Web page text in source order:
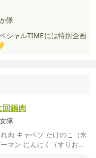
隊
シャルTIMEには特別企画
回鍋肉
隊
肉 キャベツ たけのこ（水
マン にんにく（すりおろ